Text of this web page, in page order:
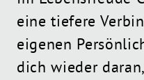
eine tiefere
eigenen
dich wieder